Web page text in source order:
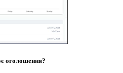
оголошення?